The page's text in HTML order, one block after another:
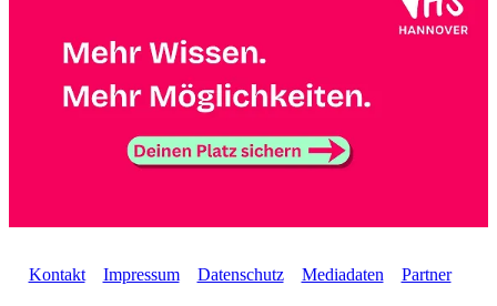
Kontakt Impressum Datenschutz Mediadaten Partner